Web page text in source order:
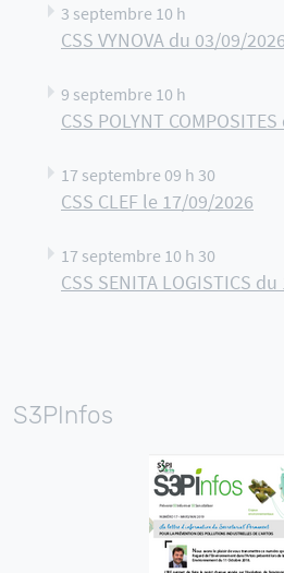
3 septembre 10 h
CSS VYNOVA du 03/09/2026
9 septembre 10 h
CSS POLYNT
17 septembre 09 h 30
CSS CLEF le 17/09/2026
17 septembre 10 h 30
CSS SENITA LOGISTICS
S3PInfos